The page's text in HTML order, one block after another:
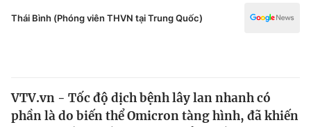
Pháp luật
Thế giới
Công nghệ
Thái Bình (Phóng viên THVN tại Trung Quốc)
VTV.vn - Tốc độ dịch bệnh lây lan nhanh có
phần là do biến thể Omicron tàng hình, đã khiến